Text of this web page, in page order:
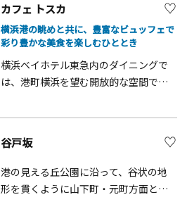
で、多彩なシーンに対応。香り高い料
理と、異国情緒あふれる空間で、心も体
も満たされる特別な時間をお楽しみく
ださい。
でも移動しやすい立地が魅力。館内に
は食事や休憩を楽しめる施設が整い、
観光の合間や滞在中も快適に過ごせま
す。高層階からの眺望も印象的で、都市
の景色を楽しみながら、安心感のある
カフェ トスカ
横浜港の眺めと共に、豊富なビュッフェで
彩り豊かな美食を楽しむひととき
横浜ベイホテル東急内のダイニングで
は、港町横浜を望む開放的な空間で旬
ます。朝食からディナーまで幅広いメ
観光客にも人気です。ランチやティー
タイムには彩り豊かなスイーツも充実
しており、港町の景色を眺めながらゆ
谷戸坂
港の見える丘公園に沿って、谷状の地
形を貫くように山下町・元町方面と丘